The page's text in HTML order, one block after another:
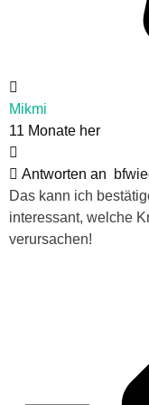
Mikmi
11 Monate her
Antworten an
Das kann ich
interessant, welche
verursachen!